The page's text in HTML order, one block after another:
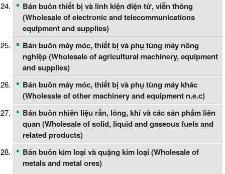
Bán buôn thiết bị và linh kiện điện tử, viễn thông
(Wholesale of electronic and telecommunications
equipment and supplies)
Bán buôn máy móc, thiết bị và phụ tùng máy nông
nghiệp (Wholesale of agricultural machinery, equipment
and supplies)
Bán buôn máy móc, thiết bị và phụ tùng máy khác
(Wholesale of other machinery and equipment n.e.c)
Bán buôn nhiên liệu rắn, lỏng, khí và các sản phẩm liên
quan (Wholesale of solid, liquid and gaseous fuels and
related products)
Bán buôn kim loại và quặng kim loại (Wholesale of
metals and metal ores)